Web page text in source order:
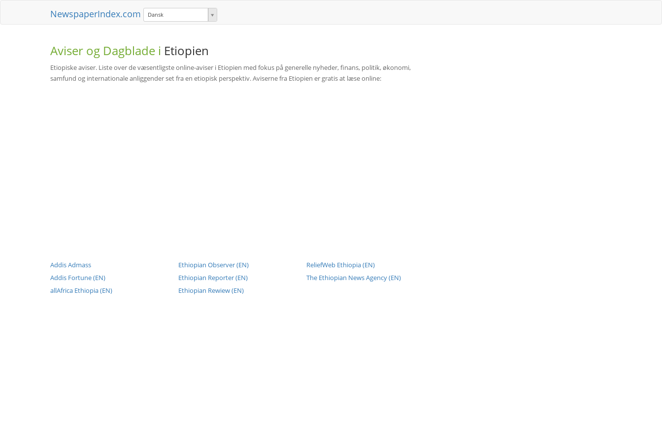
NewspaperIndex.com Dansk
Aviser og Dagblade i Etiopien
Etiopiske aviser. Liste over de væsentligste online-aviser i Etiopien med fokus på generelle nyheder, finans, politik, økonomi,
samfund og internationale anliggender set fra en etiopisk perspektiv. Aviserne fra Etiopien er gratis at læse online:
Addis Admass
Addis Fortune (EN)
allAfrica Ethiopia (EN)
Ethiopian Observer (EN)
Ethiopian Reporter (EN)
Ethiopian Rewiew (EN)
ReliefWeb Ethiopia (EN)
The Ethiopian News Agency (EN)